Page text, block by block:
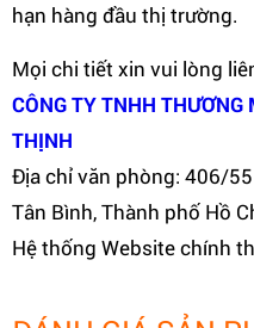
hạn hàng đầu thị trường.
Mọi chi tiết xin vui lòng
CÔNG TY TNHH
THỊNH
Địa chỉ văn phòng: 406/
Tân Bình, Thành phố Hồ
Hệ thống Website chính